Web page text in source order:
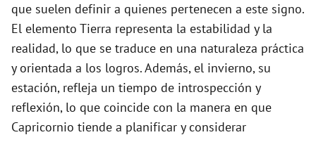
que suelen definir a quienes pertenecen a este signo.
El elemento Tierra representa la estabilidad y la
realidad, lo que se traduce en una naturaleza práctica
y orientada a los logros. Además, el invierno, su
estación, refleja un tiempo de introspección y
reflexión, lo que coincide con la manera en que
Capricornio tiende a planificar y considerar